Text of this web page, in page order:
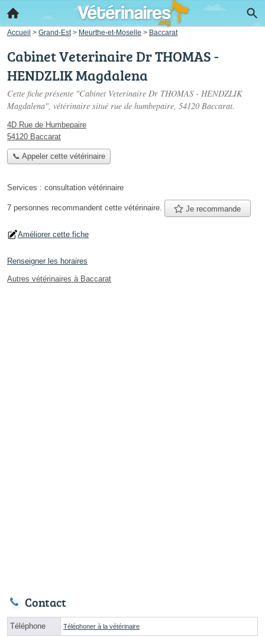
Accueil > Grand-Est > Meurthe-et-Moselle > Baccarat
Cabinet Veterinaire Dr THOMAS -
HENDZLIK Magdalena
Cette fiche présente "Cabinet Veterinaire Dr THOMAS - HENDZLIK
Magdalena", vétérinaire situé rue de humbepaire, 54120 Baccarat.
4D Rue de Humbepaire
54120 Baccarat
📞 Appeler cette vétérinaire
Services : consultation vétérinaire
7 personnes recommandent cette vétérinaire. Je recommande
Améliorer cette fiche
Renseigner les horaires
Autres vétérinaires à Baccarat
Contact
Téléphone Téléphoner à la vétérinaire